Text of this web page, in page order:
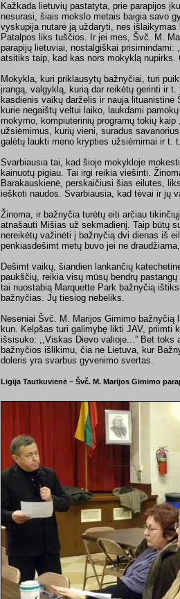
Kažkada lietuvių pastatyta, prie parapijos
nesurasi, šiais mokslo metais baigia savo
vyskupija nutarė ją uždaryti, nes
Patalpos liks tuščios. Ir jei mes, Švč. M.
parapijų lietuviai, nostalgiškai
atsitiks taip, kad kas nors mokyklą nupirks.
Mokykla, kuri priklausytų bažnyčiai, turi
įrangą, valgyklą, kurią dar reikėtų gerinti ir
kasdienis vaikų darželis ir nauja
kurie negaištų veltui laiko, laukdami
mokymo, kompiuterinių programų tokių
užsiėmimus, kurių vieni, suradus
galėtų laukti meno krypties užsiėmimai ir t. t.
Svarbiausia tai, kad šioje mokykloje
kainuotų pigiau. Tai irgi reikia viešinti.
Barakauskienė, perskaičiusi šias eilutes,
ieškoti naudos. Svarbiausia, kad tėvai ir jų
Žinoma, ir bažnyčia turėtų eiti arčiau
atnašauti Mišias už sekmadienį. Taip būtų
nereikėtų važinėti į bažnyčią dvi dienas iš
penkiasdešimt metų buvo jei ne
Dešimt vaikų, šiandien lankančių
paukščių, reikia visų mūsų bendrų
tai nuostabią Marquette Park bažnyčią
bažnyčias. Jų tiesiog nebeliks.
Neseniai Švč. M. Marijos Gimimo
kun. Kelpšas turi galimybę likti JAV, priimti
išsisuko: ,,Viskas Dievo valioje...” Bet toks
bažnyčios išlikimu, čia ne Lietuva, kur
doleris yra svarbus gyvenimo svertas.
Ligija Tautkuvienė – Švč. M. Marijos Gimimo